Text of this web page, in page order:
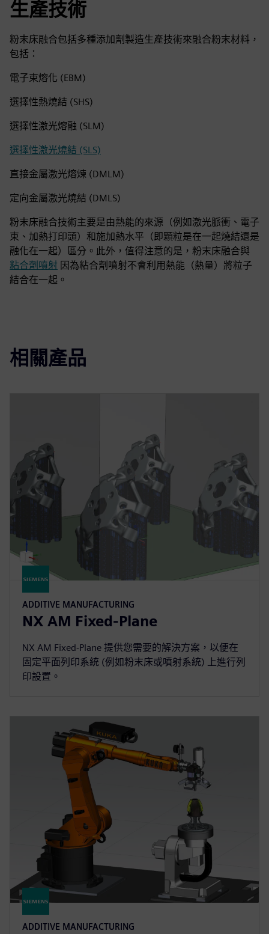
生產技術
粉末床融合包括多種添加劑製造生產技術來融合粉末材料，
包括：
電子束熔化 (EBM)
選擇性熱燒結 (SHS)
選擇性激光熔融 (SLM)
選擇性激光燒結 (SLS)
直接金屬激光熔煉 (DMLM)
定向金屬激光燒結 (DMLS)
粉末床融合技術主要是由熱能的來源（例如激光脈衝、電子
束、加熱打印頭）和施加熱水平（即顆粒是在一起燒結還是
融化在一起）區分。此外，值得注意的是，粉末床融合與
粘合劑噴射 因為粘合劑噴射不會利用熱能（熱量）將粒子
結合在一起。
相關產品
ADDITIVE MANUFACTURING
NX AM Fixed-Plane
NX AM Fixed-Plane 提供您需要的解決方案，以便在
固定平面列印系統 (例如粉末床或噴射系統) 上進行列
印設置。
ADDITIVE MANUFACTURING